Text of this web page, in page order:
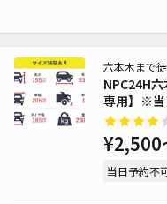
NPC24H
専用】※当
六本木まで
¥2,500
当日予約不